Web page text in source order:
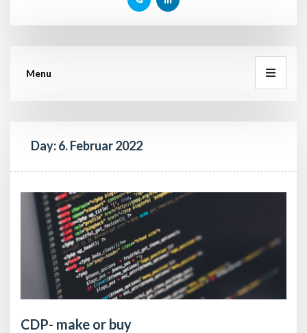
Menu
Day: 6. Februar 2022
CDP- make or buy